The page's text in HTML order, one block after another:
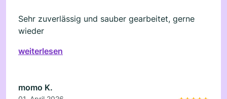
Sehr zuverlässig und sauber gearbeitet, gerne
wieder
weiterlesen
momo K.